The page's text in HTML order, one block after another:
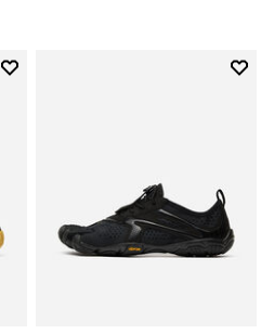
Add to wishlist
Add